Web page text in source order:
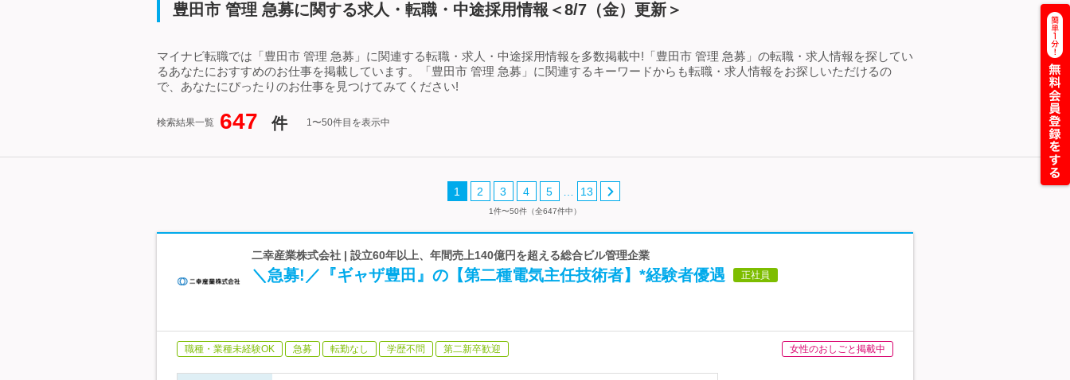
豊田市 管理 急募に関する求人・転職・中途採用情報＜8/7（金）更新＞
マイナビ転職では「豊田市 管理 急募」に関連する転職・求人・中途採用情報を多数掲載中!「豊田市 管理 急募」の転職・求人情報を探してい
るあなたにおすすめのお仕事を掲載しています。「豊田市 管理 急募」に関連するキーワードからも転職・求人情報をお探しいただけるの
で、あなたにぴったりのお仕事を見つけてみてください!
検索結果一覧 647 件 1〜50件目を表示中
1 2 3 4 5 13
1件〜50件（全647件中）
二幸産業株式会社 | 設立60年以上、年間売上140億円を超える総合ビル管理企業
＼急募!／『ギャザ豊田』の【第二種電気主任技術者】*経験者優遇 正社員
職種・業種未経験OK 急募 転勤なし 学歴不問 第二新卒歓迎 女性のおしごと掲載中